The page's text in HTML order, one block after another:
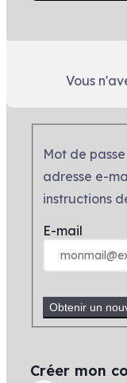
Vous
Mot de passe perdu ?
adresse e-
instructions
E-mail
Obtenir un
Créer mon